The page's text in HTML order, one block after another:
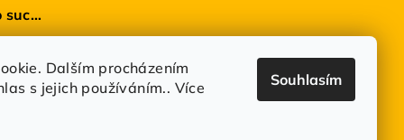
Dalším procházením
s jejich používáním.. Více
Souhlasím
BioDRY bakterie do suchých WC 100g
z 5 hvězdiček.